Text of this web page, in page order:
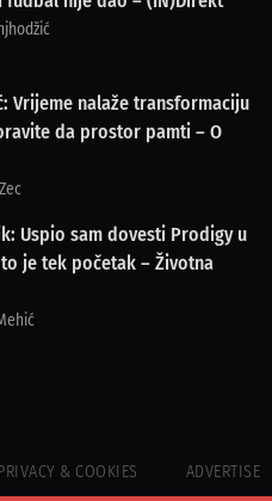
Vrijeme nalaže transformaciju
da prostor pamti – O
Uspio sam dovesti Prodigy u
je tek početak – Životna
& COOKIES ADVERTISE